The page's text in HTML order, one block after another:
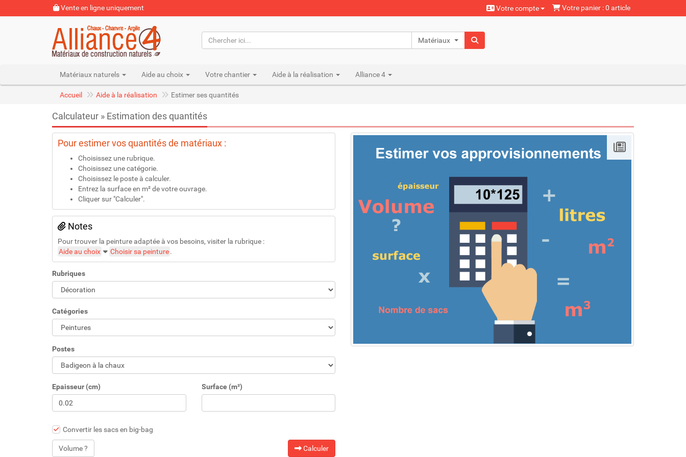
Vente en ligne uniquement Votre compte Votre panier : 0 article
Matériaux naturels
Matériaux naturels Aide au choix Votre chantier Aide à la réalisation Alliance 4
Accueil Aide à la réalisation Estimer ses quantités
Calculateur » Estimation des quantités
Pour estimer vos quantités de matériaux :
Choisissez une rubrique.
Choisissez une catégorie.
Choisissez le poste à calculer.
Entrez la surface en m² de votre ouvrage.
Cliquer sur "Calculer".
Notes
Pour trouver la peinture adaptée à vos besoins, visiter la rubrique :
Aide au choix
Choisir sa peinture.
Rubriques
Catégories
Postes
Epaisseur (cm) Surface (m²)
Convertir les sacs en big-bag
Volume ? Calculer